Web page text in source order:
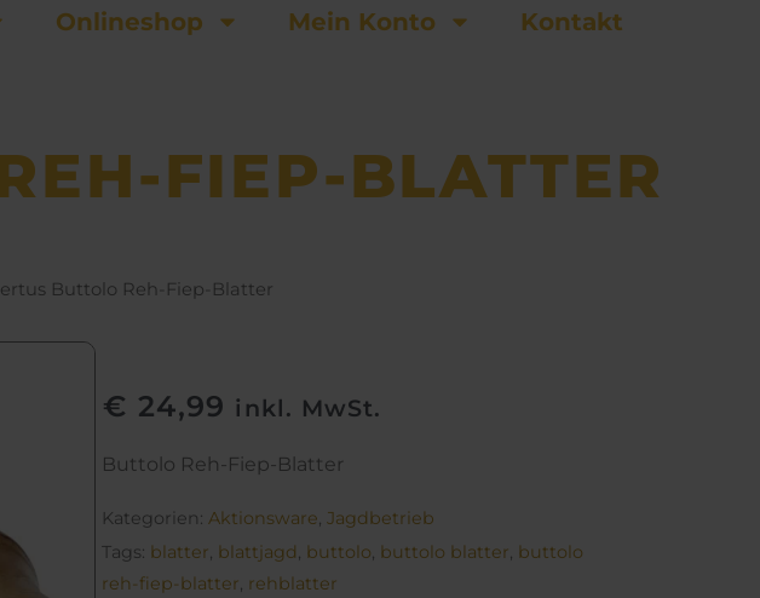
Onlineshop Mein Konto Kontakt
FIEP-BLATTER
Buttolo Reh-Fiep-Blatter
€ 24,99 inkl. MwSt.
Buttolo Reh-Fiep-Blatter
Kategorien: Aktionsware, Jagdbetrieb
Tags: blatter, blattjagd, buttolo, buttolo blatter, buttolo
reh-fiep-blatter, rehblatter